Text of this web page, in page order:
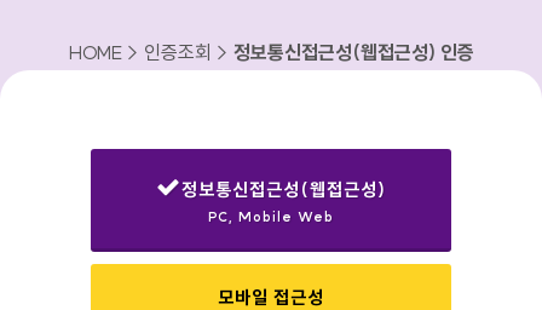
HOME > 인증조회 > 정보통신접근성(웹접근성) 인증
정보통신접근성(웹접근성)
PC, Mobile Web
모바일 접근성